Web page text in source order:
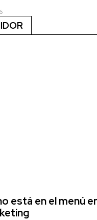
está en el menú